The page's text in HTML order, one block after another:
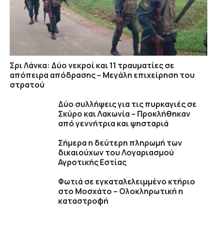
Σρι Λάνκα: Δύο νεκροί και 11 τραυματίες σε
απόπειρα απόδρασης – Μεγάλη επιχείρηση του
στρατού
Δύο συλλήψεις για τις πυρκαγιές σε
Σκύρο και Λακωνία – Προκλήθηκαν
από γεννήτρια και ψησταριά
Σήμερα η δεύτερη πληρωμή των
δικαιούχων του Λογαριασμού
Αγροτικής Εστίας
Φωτιά σε εγκαταλελειμμένο κτήριο
στο Μοσχάτο – Ολοκληρωτική η
καταστροφή